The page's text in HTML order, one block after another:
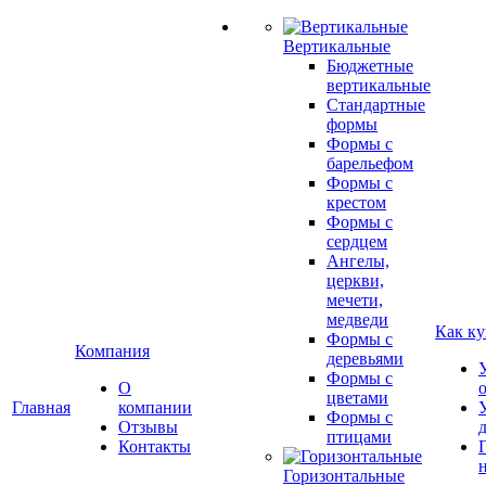
Главная
Компания
О
компании
Отзывы
Контакты
Вертикальные
Бюджетные
вертикальные
Стандартные
формы
Формы с
барельефом
Формы с
крестом
Формы с
сердцем
Ангелы,
церкви,
мечети,
медведи
Формы с
деревьями
Формы с
цветами
Формы с
птицами
Горизонтальные
Как